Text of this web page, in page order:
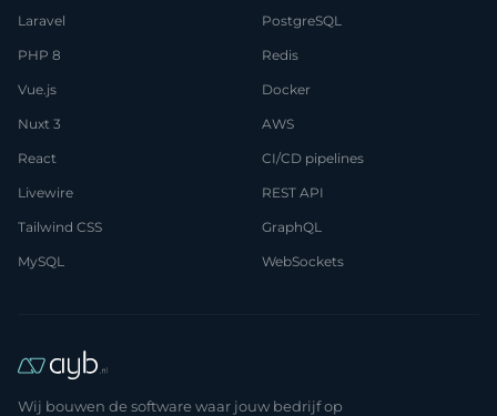
Laravel
PHP 8
Vue.js
Nuxt 3
React
Livewire
Tailwind CSS
MySQL
PostgreSQL
Redis
Docker
AWS
CI/CD pipelines
REST API
GraphQL
WebSockets
Wij bouwen de software waar jouw bedrijf op